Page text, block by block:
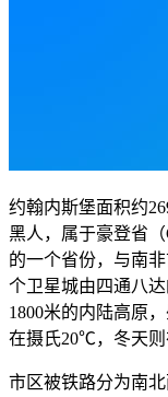
约翰内斯堡面积约
黑人，属于豪登省
的一个省份，与南
个卫星城由四通八
1800米的内陆高原
在摄氏20℃，冬天则
市区被铁路分为南